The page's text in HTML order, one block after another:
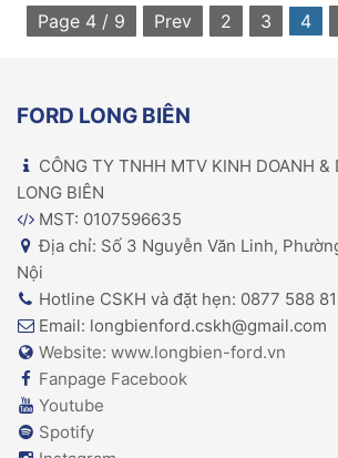
Page 4 / 9 Prev 2 3 4
FORD LONG BIÊN
CÔNG TY TNHH MTV KINH DOANH &
LONG BIÊN
MST: 0107596635
Địa chỉ: Số 3 Nguyễn Văn Linh,
Nội
Hotline CSKH và đặt hẹn: 0877 588
Email: longbienford.cskh@gmail.com
Website: www.longbien-ford.vn
Fanpage Facebook
Youtube
Spotify